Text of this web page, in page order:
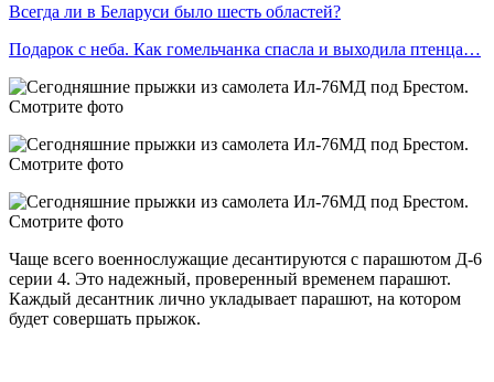
Всегда ли в Беларуси было шесть областей?
Подарок с неба. Как гомельчанка спасла и выходила птенца…
Чаще всего военнослужащие десантируются с парашютом Д‑6
серии 4. Это надежный, проверенный временем парашют.
Каждый десантник лично укладывает парашют, на котором
будет совершать прыжок.